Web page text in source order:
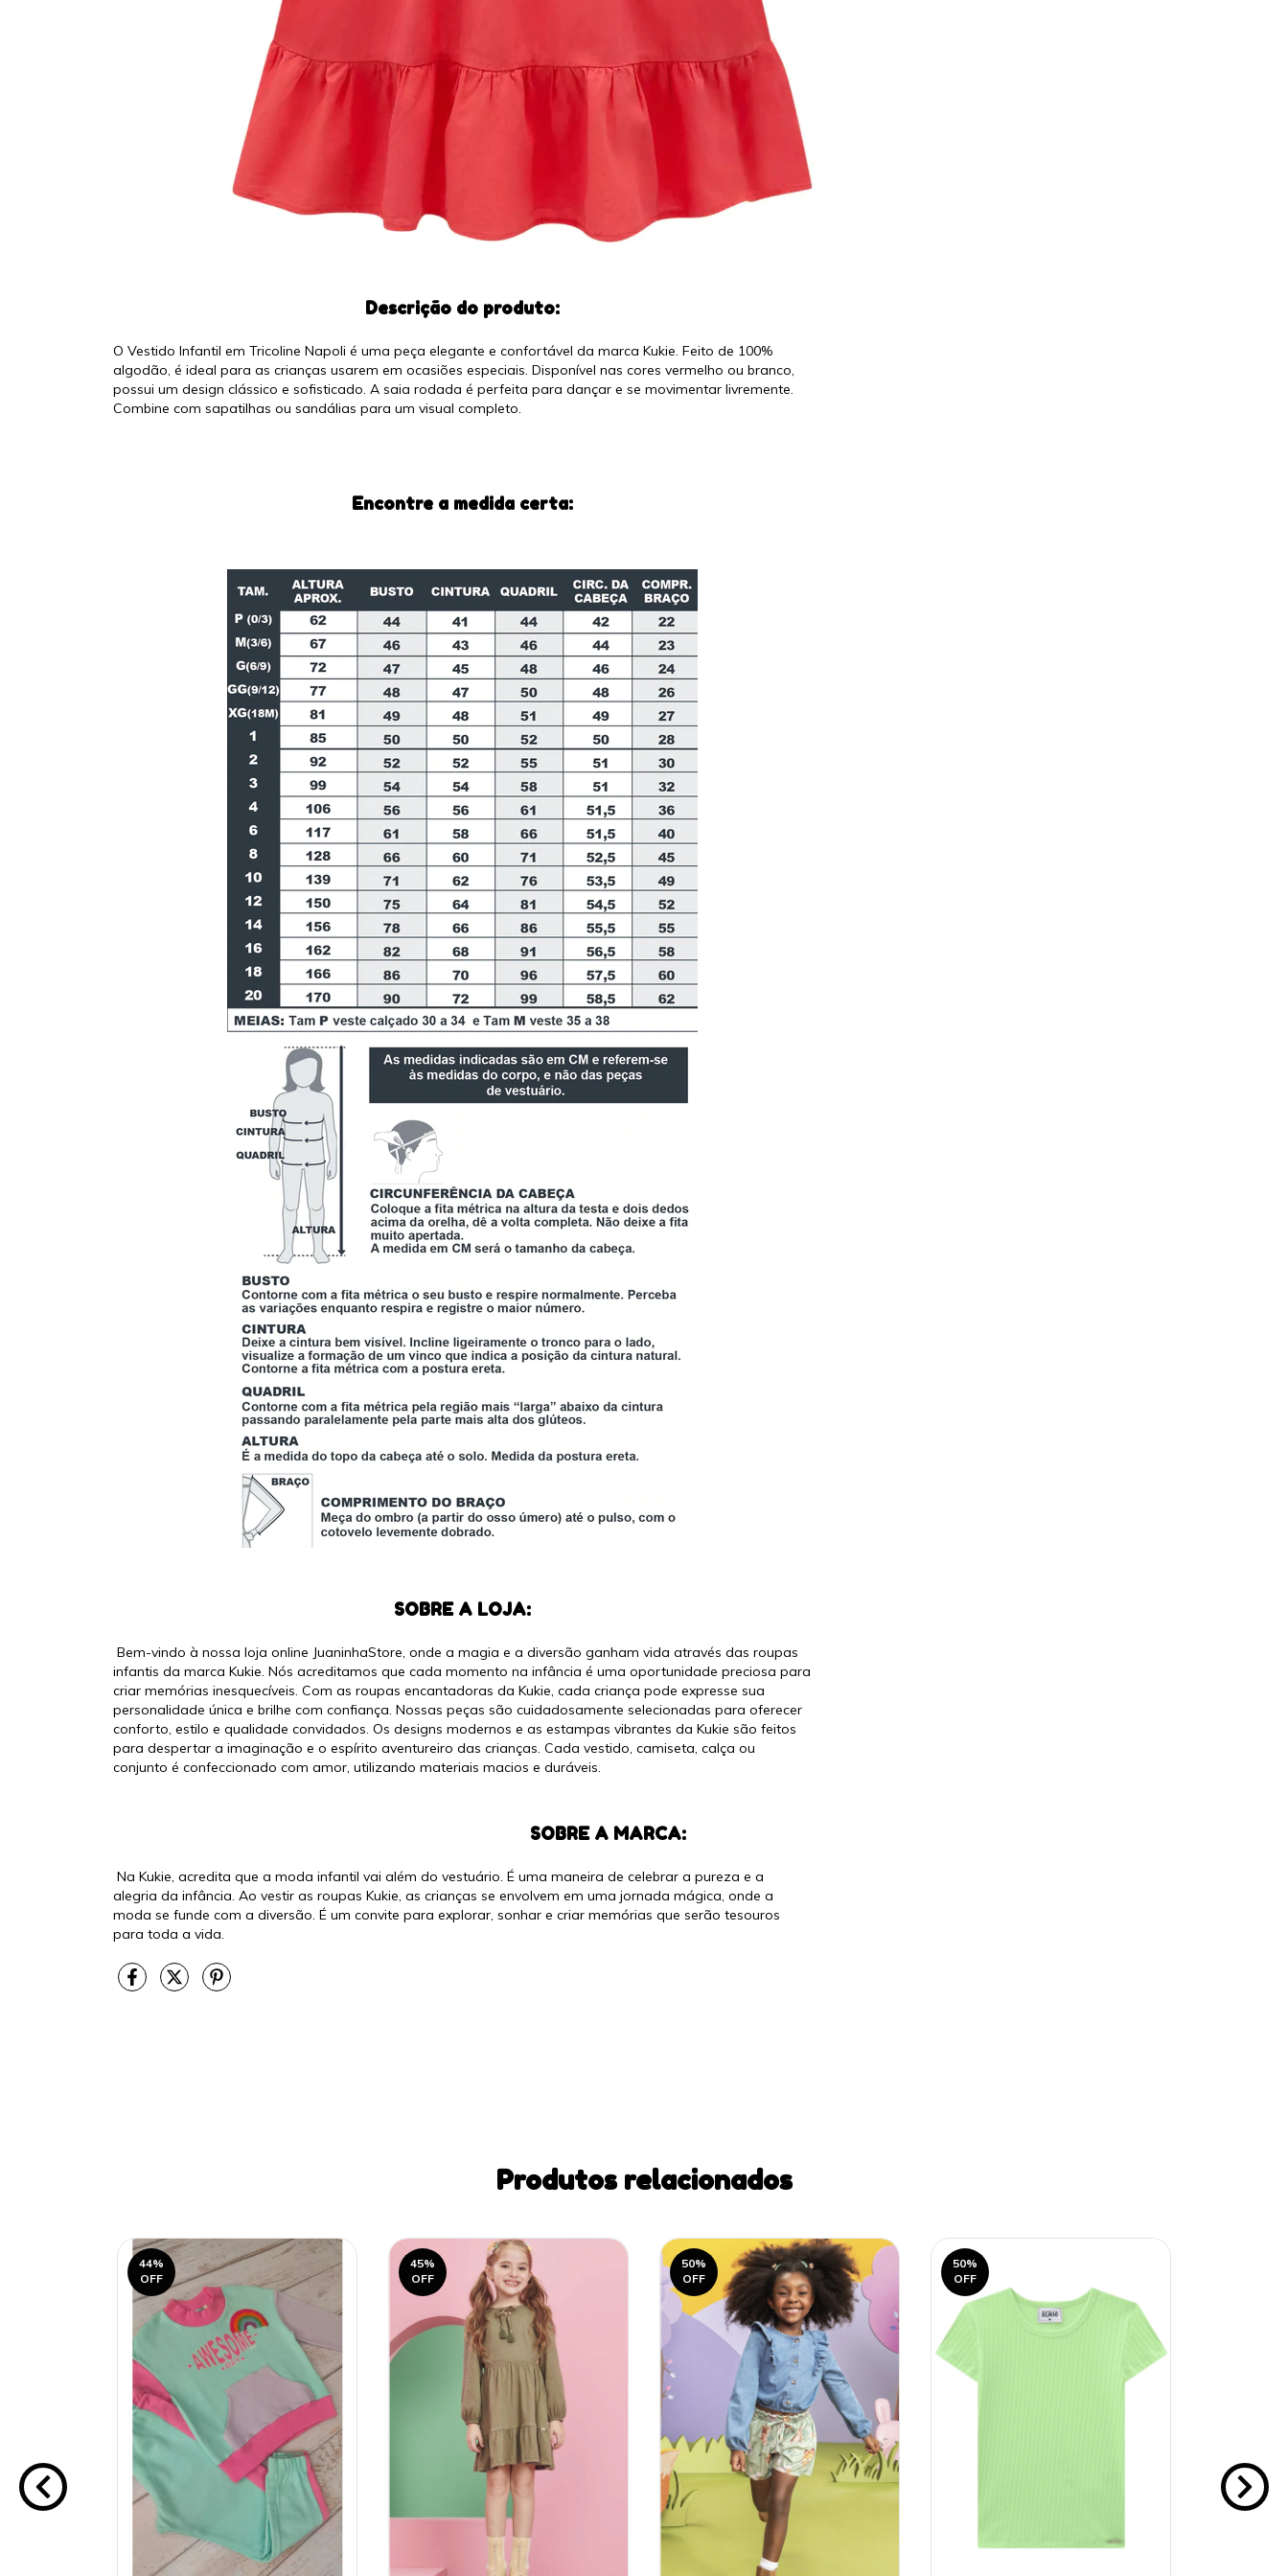
Descrição do produto:
O Vestido Infantil em Tricoline Napoli é uma peça elegante e confortável da marca Kukie. Feito de 100%
algodão, é ideal para as crianças usarem em ocasiões especiais. Disponível nas cores vermelho ou branco,
possui um design clássico e sofisticado. A saia rodada é perfeita para dançar e se movimentar livremente.
Combine com sapatilhas ou sandálias para um visual completo.
Encontre a medida certa:
SOBRE A LOJA:
Bem-vindo à nossa loja online JuaninhaStore, onde a magia e a diversão ganham vida através das roupas
infantis da marca Kukie. Nós acreditamos que cada momento na infância é uma oportunidade preciosa para
criar memórias inesquecíveis. Com as roupas encantadoras da Kukie, cada criança pode expresse sua
personalidade única e brilhe com confiança. Nossas peças são cuidadosamente selecionadas para oferecer
conforto, estilo e qualidade convidados. Os designs modernos e as estampas vibrantes da Kukie são feitos
para despertar a imaginação e o espírito aventureiro das crianças. Cada vestido, camiseta, calça ou
conjunto é confeccionado com amor, utilizando materiais macios e duráveis.
SOBRE A MARCA:
Na Kukie, acredita que a moda infantil vai além do vestuário. É uma maneira de celebrar a pureza e a
alegria da infância. Ao vestir as roupas Kukie, as crianças se envolvem em uma jornada mágica, onde a
moda se funde com a diversão. É um convite para explorar, sonhar e criar memórias que serão tesouros
para toda a vida.
Produtos relacionados
44%
OFF
45%
OFF
50%
OFF
50%
OFF